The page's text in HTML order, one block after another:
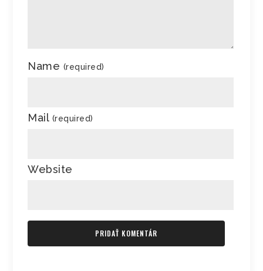
Name (required)
Mail (required)
Website